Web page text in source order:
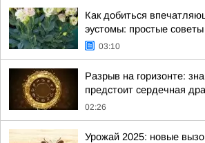
Как добиться
эустомы: простые
03:10
Разрыв на горизонте:
предстоит сердечная
02:26
Урожай 2025: новые